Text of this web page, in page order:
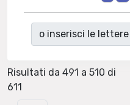
o inserisci le
Risultati da 491 a 510 di
611